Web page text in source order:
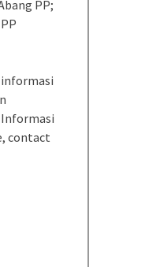
PP;
informasi
contact